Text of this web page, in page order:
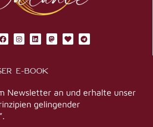
F
a
o
I
n
g
m
L
i
d
M
a
H
e
T
e
E-BOOK
Newsletter an und erhalte unser
gelingender